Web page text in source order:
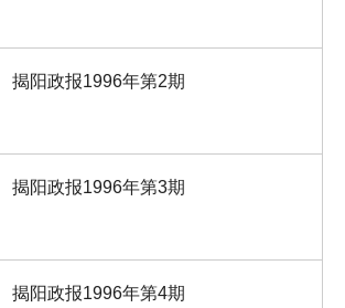
揭阳政报1996年第2期
揭阳政报1996年第3期
揭阳政报1996年第4期